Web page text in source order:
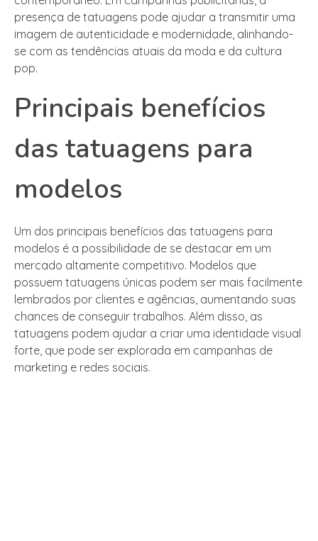
presença de tatuagens pode ajudar a transmitir uma
imagem de autenticidade e modernidade, alinhando-
se com as tendências atuais da moda e da cultura
pop.
Principais benefícios
das tatuagens para
modelos
Um dos principais benefícios das tatuagens para
modelos é a possibilidade de se destacar em um
mercado altamente competitivo. Modelos que
possuem tatuagens únicas podem ser mais facilmente
lembrados por clientes e agências, aumentando suas
chances de conseguir trabalhos. Além disso, as
tatuagens podem ajudar a criar uma identidade visual
forte, que pode ser explorada em campanhas de
marketing e redes sociais.